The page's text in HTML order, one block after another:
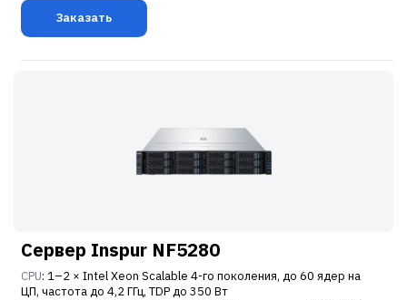
Заказать
Сервер Inspur NF5280
CPU: 1–2 × Intel Xeon Scalable 4-го поколения, до 60 ядер на
ЦП, частота до 4,2 ГГц, TDP до 350 Вт